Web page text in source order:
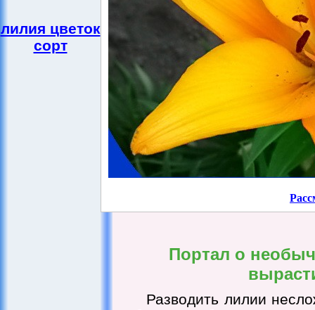
лилия цветок
сорт
Портал о
Разводить лилии